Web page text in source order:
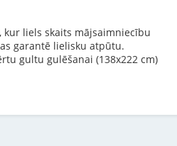
kur liels skaits mājsaimniecību
garantē lielisku atpūtu.
gultu gulēšanai (138x222 cm)